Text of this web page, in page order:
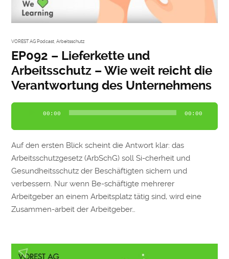
VOREST AG Podcast ,Arbeitsschutz
EP092 – Lieferkette und
Arbeitsschutz – Wie weit reicht die
Verantwortung des Unternehmens
Audio-
00:00 00:00
Auf den ersten Blick scheint die Antwort klar: das
Arbeitsschutzgesetz (ArbSchG) soll Si-cherheit und
Gesundheitsschutz der Beschäftigten sichern und
verbessern. Nur wenn Be-schäftigte mehrerer
Arbeitgeber an einem Arbeitsplatz tätig sind, wird eine
Zusammen-arbeit der Arbeitgeber…